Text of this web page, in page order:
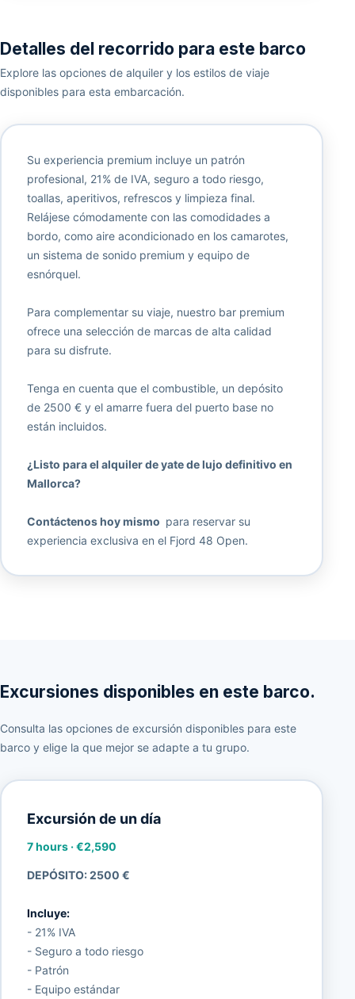
Detalles del recorrido para este barco
Explore las opciones de alquiler y los estilos de viaje
disponibles para esta embarcación.
Su experiencia premium incluye un patrón
profesional, 21% de IVA, seguro a todo riesgo,
toallas, aperitivos, refrescos y limpieza final.
Relájese cómodamente con las comodidades a
bordo, como aire acondicionado en los camarotes,
un sistema de sonido premium y equipo de
esnórquel.
Para complementar su viaje, nuestro bar premium
ofrece una selección de marcas de alta calidad
para su disfrute.
Tenga en cuenta que el combustible, un depósito
de 2500 € y el amarre fuera del puerto base no
están incluidos.
¿Listo para el alquiler de yate de lujo definitivo en
Mallorca?
Contáctenos hoy mismo para reservar su
experiencia exclusiva en el Fjord 48 Open.
Excursiones disponibles en este barco.
Consulta las opciones de excursión disponibles para este
barco y elige la que mejor se adapte a tu grupo.
Excursión de un día
7 hours·€2,590
DEPÓSITO: 2500 €
Incluye:
- 21% IVA
- Seguro a todo riesgo
- Patrón
- Equipo estándar